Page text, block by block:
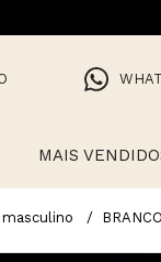
MAIS
masculino BRANCO